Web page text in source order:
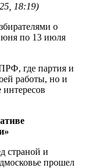
18:19)
о
по 13 июля
где партия и
работы, но и
интересов
страной и
прошел